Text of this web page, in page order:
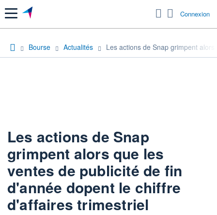
Menu Connexion
Bourse Actualités Les actions de Snap grimpent
Les actions de Snap
grimpent alors que les
ventes de publicité de fin
d'année dopent le chiffre
d'affaires trimestriel